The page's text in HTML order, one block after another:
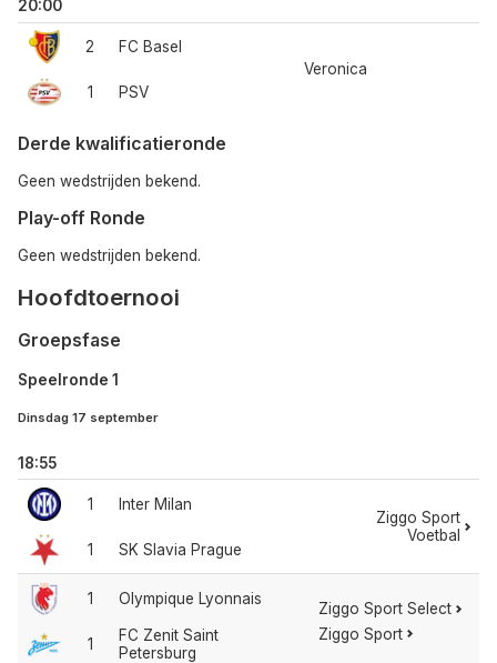
20:00
2
1
FC Basel
PSV
Veronica
Derde kwalificatieronde
Geen wedstrijden bekend.
Play-off Ronde
Geen wedstrijden bekend.
Hoofdtoernooi
Groepsfase
Speelronde 1
Dinsdag 17 september
18:55
1
1
Inter Milan
SK Slavia Prague
Ziggo Sport
Voetbal
1
1
Olympique Lyonnais
FC Zenit Saint
Petersburg
Ziggo Sport Select
Ziggo Sport